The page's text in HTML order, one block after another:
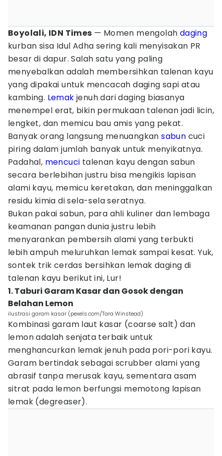
Boyolali, IDN Times — Momen mengolah daging
kurban sisa Idul Adha sering kali menyisakan PR
besar di dapur. Salah satu yang paling
menyebalkan adalah membersihkan talenan kayu
yang dipakai untuk mencacah daging sapi atau
kambing. Lemak jenuh dari daging biasanya
menempel erat, bikin permukaan talenan jadi licin,
lengket, dan memicu bau amis yang pekat.
Banyak orang langsung menuangkansabun cuci
piring dalam jumlah banyak untuk menyikatnya.
Padahal, mencuci talenan kayu dengan sabun
secara berlebihan justru bisa mengikis lapisan
alami kayu, memicu keretakan, dan meninggalkan
residu kimia di sela-sela seratnya.
Bukan pakai sabun, para ahli kuliner dan lembaga
keamanan pangan dunia justru lebih
menyarankan pembersih alami yang terbukti
lebih ampuh meluruhkan lemak sampai kesat. Yuk,
sontek trik cerdas bersihkan lemak daging di
talenan kayu berikut ini, Lur!
1. Taburi Garam Kasar dan Gosok dengan
Belahan Lemon
ilustrasi garam kasar (pexels.com/Tara Winstead)
Kombinasi garam laut kasar (coarse salt) dan
lemon adalah senjata terbaik untuk
menghancurkan lemak jenuh pada pori-pori kayu.
Garam bertindak sebagai scrubber alami yang
abrasif tanpa merusak kayu, sementara asam
sitrat pada lemon berfungsi memotong lapisan
lemak (degreaser).